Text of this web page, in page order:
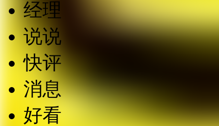
经理
说说
快评
消息
好看